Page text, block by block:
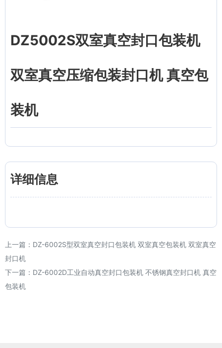
DZ5002S双室真空封口包装机
双室真空压缩包装封口机 真空包
装机
详细信息
上一篇： DZ-6002S型双室真空封口包装机 双室真空包装机 双室真空
封口机
下一篇： DZ-6002D工业自动真空封口包装机 不锈钢真空封口机 真空
包装机